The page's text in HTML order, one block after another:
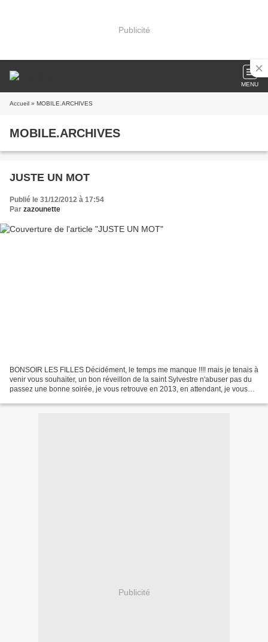
Publicité
MENU
Accueil » MOBILE.ARCHIVES
MOBILE.ARCHIVES
JUSTE UN MOT
Publié le 31/12/2012 à 17:54
Par zazounette
BONSOIR LES FILLES Décidément, le temps me manque !!!! mais je tenais à
venir vous souhaiter, un bon réveillon de la saint Sylvestre n'abuser pas du
passez une bonne soirée, je vous retrouve en 2013, en attendant, je vous
Publicité